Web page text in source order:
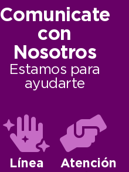
Comunicate
con
Nosotros
Estamos para
ayudarte
Línea
Atención